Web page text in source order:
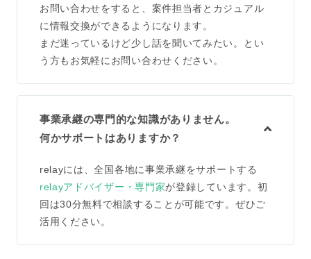
お問い合わせをすると、案件担当者とカジュアル
に情報交換ができるようになります。
まだ迷っているけど少し話を聞いてみたい。とい
う方もお気軽にお問い合わせください。
事業承継の専門的な知識がありません。
何かサポートはありますか？
relayには、全国各地に事業承継をサポートする
relayアドバイザー・専門家が登録しています。初
回は30分無料で相談することが可能です。ぜひご
活用ください。